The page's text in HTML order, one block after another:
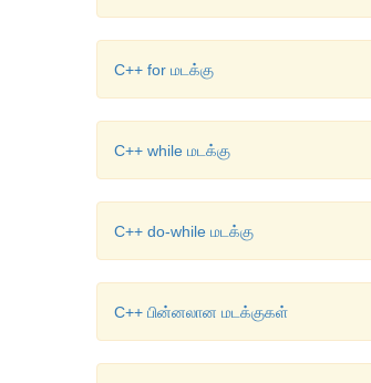
C++ for மடக்கு
C++ while மடக்கு
C++ do-while மடக்கு
C++ பின்னலான மடக்குகள்